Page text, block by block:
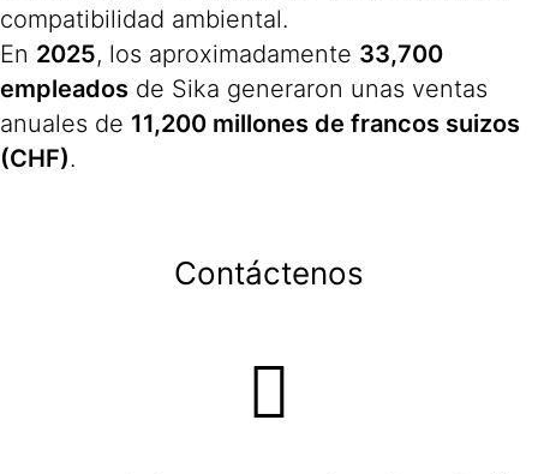
compatibilidad ambiental.
En 2025, los aproximadamente 33,700
empleados de Sika generaron unas ventas
anuales de 11,200 millones de francos suizos
(CHF).
Contáctenos